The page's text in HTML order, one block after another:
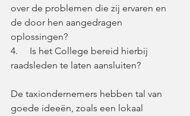
over de problemen die zij ervaren en
de door hen aangedragen
oplossingen?
4.     Is het College bereid hierbij
raadsleden te laten aansluiten?
De taxiondernemers hebben tal van
goede ideeën, zoals een lokaal